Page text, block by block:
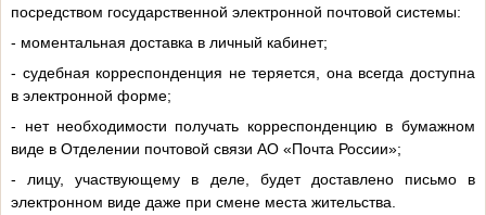
посредством государственной электронной почтовой системы:
- моментальная доставка в личный кабинет;
- судебная корреспонденция не теряется, она всегда доступна
в электронной форме;
- нет необходимости получать корреспонденцию в бумажном
виде в Отделении почтовой связи АО «Почта России»;
- лицу, участвующему в деле, будет доставлено письмо в
электронном виде даже при смене места жительства.